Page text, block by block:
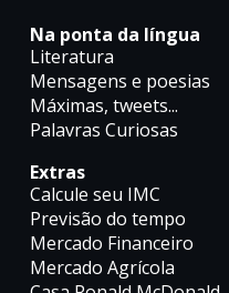
Na ponta da língua
Literatura
Mensagens e poesias
Máximas, tweets...
Palavras Curiosas
Extras
Calcule seu IMC
Previsão do tempo
Mercado Financeiro
Mercado Agrícola